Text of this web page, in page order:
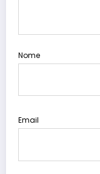
Nome
Email